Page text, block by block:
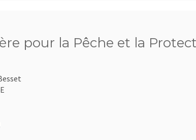
pour la Pêche et la